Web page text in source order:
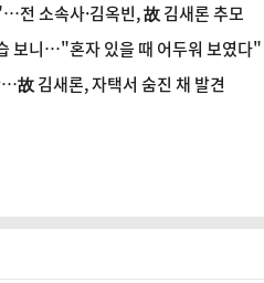
전 소속사·김옥빈, 故 김새론 추모
보니…"혼자 있을 때 어두워 보였다"
故 김새론, 자택서 숨진 채 발견